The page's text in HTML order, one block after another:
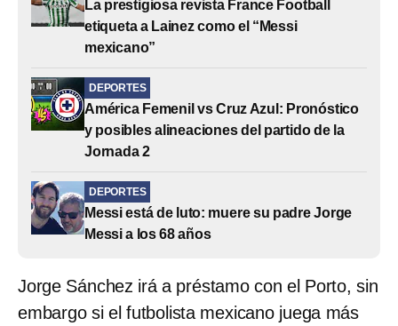
La prestigiosa revista France Football
etiqueta a Lainez como el “Messi
mexicano”
DEPORTES
América Femenil vs Cruz Azul: Pronóstico
y posibles alineaciones del partido de la
Jornada 2
DEPORTES
Messi está de luto: muere su padre Jorge
Messi a los 68 años
Jorge Sánchez irá a préstamo con el Porto, sin
embargo si el futbolista mexicano juega más